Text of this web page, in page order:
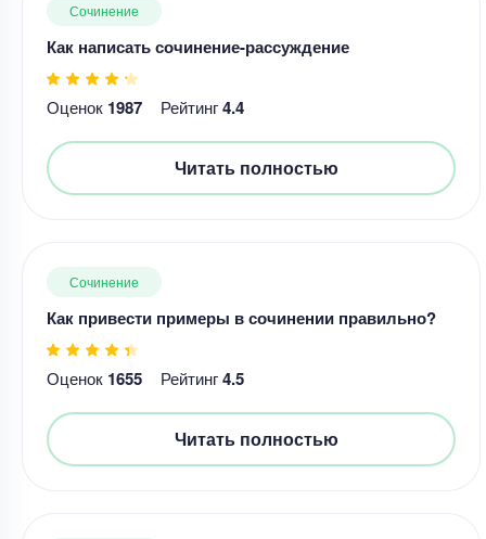
Сочинение
Как написать сочинение-рассуждение
Оценок 1987 Рейтинг4.4
Читать полностью
Сочинение
Как привести примеры в сочинении правильно?
Оценок 1655 Рейтинг4.5
Читать полностью